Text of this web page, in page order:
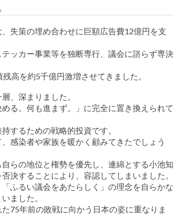
失策の埋め合わせに巨額広告費12億円を支
ッカー事業等を独断専行、議会に諮らず専決
高を約5千億円激増させてきました。
、深まりました。
る。何も進まず。」に完全に置き換えられて
するための戦略的投資です。
感染者や家族を暖かく顧みてきたでしょう
らの地位と権勢を優先し、連綿とする小池知
決することにより、容認してしまいました。
ふるい議会をあたらしく」の理念を自らかな
ました。
75年前の敗戦に向かう日本の姿に重なりま